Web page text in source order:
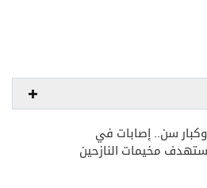
سن.. إصابات في
مخيمات النازحين